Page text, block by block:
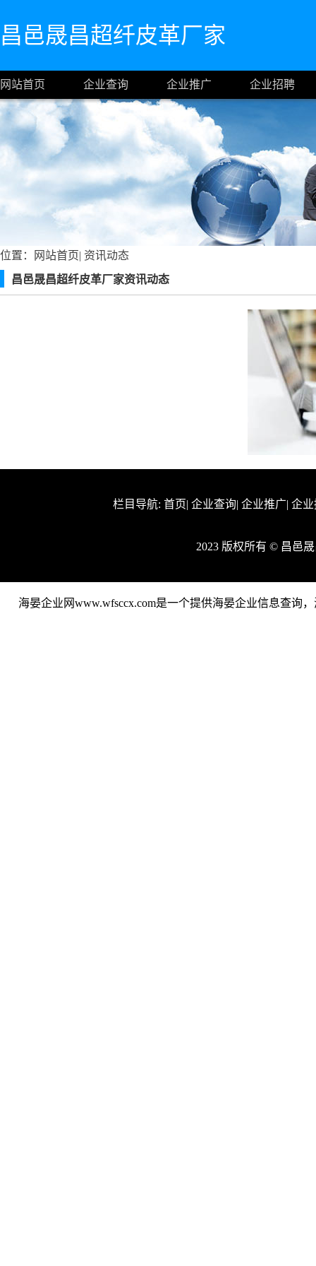
昌邑晟昌超纤皮革厂家
网站首页 企业查询 企业推广 企业招聘
位置： 网站首页| 资讯动态
昌邑晟昌超纤皮革厂家资讯动态
栏目导航: 首页| 企业查询| 企业推广| 企
2023 版权所有 © 昌邑
海晏企业网www.wfsccx.com是一个提供海晏企业信息查询